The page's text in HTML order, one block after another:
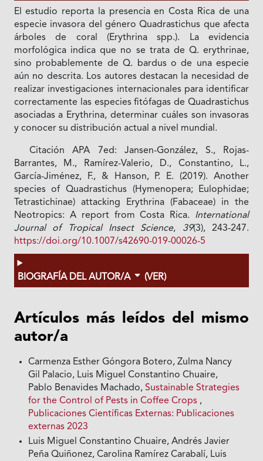
El estudio reporta la presencia en Costa Rica de una
especie invasora del género Quadrastichus que afecta
árboles de coral (Erythrina spp.). La evidencia
morfológica indica que no se trata de Q. erythrinae,
sino probablemente de Q. bardus o de una especie
aún no descrita. Los autores destacan la necesidad de
realizar investigaciones internacionales para identificar
correctamente las especies fitófagas de Quadrastichus
asociadas a Erythrina, determinar cuáles son invasoras
y conocer su distribución actual a nivel mundial.
Citación APA 7ed: Jansen-González, S., Rojas-
Barrantes, M., Ramírez-Valerio, D., Constantino, L.,
García-Jiménez, F., & Hanson, P. E. (2019). Another
species of Quadrastichus (Hymenopera; Eulophidae;
Tetrastichinae) attacking Erythrina (Fabaceae) in the
Neotropics: A report from Costa Rica. International
Journal of Tropical Insect Science, 39(3), 243-247.
https://doi.org/10.1007/s42690-019-00026-5
BIOGRAFÍA DEL AUTOR/A (VER)
Artículos más leídos del mismo
autor/a
Carmenza Esther Góngora Botero, Zulma Nancy
Gil Palacio, Luis Miguel Constantino Chuaire,
Pablo Benavides Machado,Sustainable Strategies
for the Control of Pests in Coffee Crops ,
Publicaciones Científicas Externas: Publicaciones
externas 2023
Luis Miguel Constantino Chuaire, Andrés Javier
Peña Quiñonez, Carolina Ramírez Carabalí, Luis